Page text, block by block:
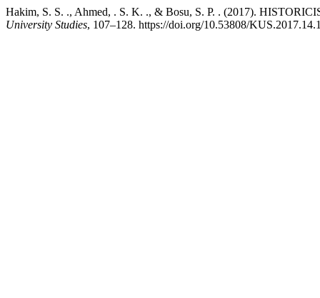
Hakim, S. S. ., Ahmed, . S. K. ., & Bosu, S. P. . (2017).
University Studies, 107–128. https://doi.org/10.53808/